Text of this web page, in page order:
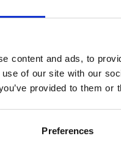
content and ads, to
of our site with our
provided to them
Preferences
Läs mer